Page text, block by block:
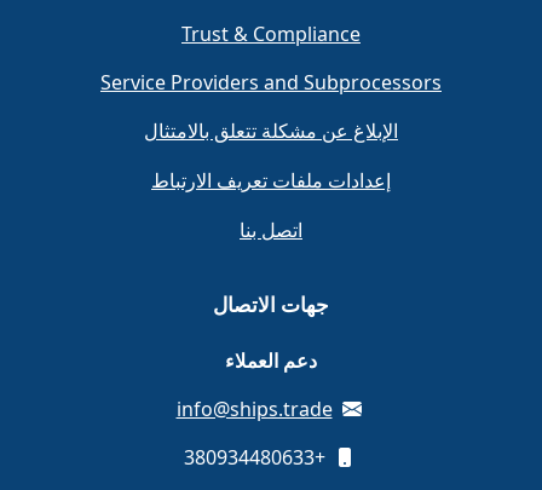
Trust & Compliance
Service Providers and Subprocessors
الإبلاغ عن مشكلة تتعلق بالامتثال
إعدادات ملفات تعريف الارتباط
اتصل بنا
جهات الاتصال
دعم العملاء
info@ships.trade
+380934480633